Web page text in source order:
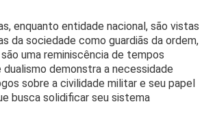
enquanto entidade nacional, são vistas
da sociedade como guardiãs da ordem,
uma reminiscência de tempos
demonstra a necessidade
sobre a civilidade militar e seu papel
busca solidificar seu sistema